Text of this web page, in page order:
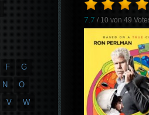
7.7 / 10 von49
F
G
N
O
V
W